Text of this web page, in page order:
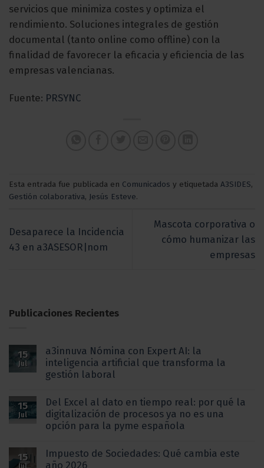
servicios que minimiza costes y optimiza el
rendimiento. Soluciones integrales de gestión
documental (tanto online como offline) con la
finalidad de favorecer la eficacia y eficiencia de las
empresas valencianas.
Fuente: PRSYNC
Esta entrada fue publicada en Comunicados y etiquetada A3SIDES,
Gestión colaborativa, Jesús Esteve.
Desaparece la Incidencia
43 en a3ASESOR|nom
Mascota corporativa o
cómo humanizar las
empresas
Publicaciones Recientes
15
Jul
a3innuva Nómina con Expert AI: la
inteligencia artificial que transforma la
gestión laboral
15
Jul
Del Excel al dato en tiempo real: por qué la
digitalización de procesos ya no es una
opción para la pyme española
15
Jul
Impuesto de Sociedades: Qué cambia este
año 2026